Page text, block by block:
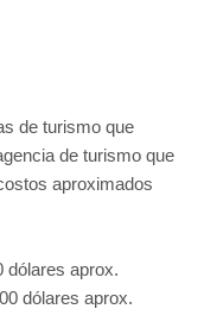
de turismo que
de turismo que
aproximados
dólares aprox.
dólares aprox.